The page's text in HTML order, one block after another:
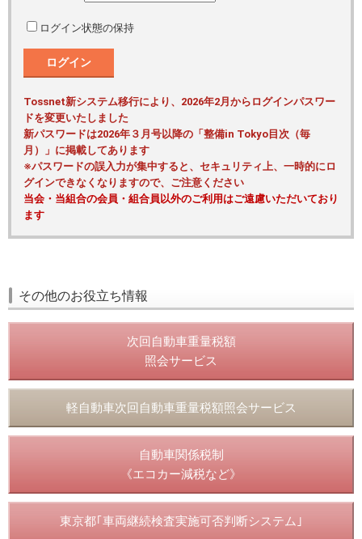
ログイン状態の保持
ログイン
Tossnet新システム移行により、2026年2月からログインパスワー
ドを変更いたしました
新パスワードは2026年３月号以降の「整備in Tokyo目次（毎
月）」に掲載してあります
※パスワードの誤入力が集中すると、セキュリティ上、一時的にロ
グインできなくなりますので、ご注意ください
当会・当組合の会員・組合員以外のご利用はご遠慮いただいており
ます
その他のお役立ち情報
次回自動車重量税額
照会サービス
軽自動車次回自動車重量税額照会サービス
自動車関係税制
《エコカー減税など》
東京都｢車両継続検査実施可否判断システム｣